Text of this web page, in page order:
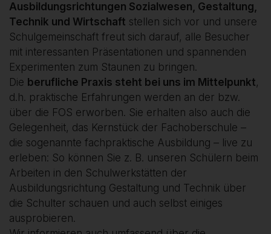
Ausbildungsrichtungen Sozialwesen, Gestaltung,
Technik und Wirtschaft stellen sich vor und unsere
Schulgemeinschaft freut sich darauf, alle Besucher
mit interessanten Präsentationen und spannenden
Experimenten zum Staunen zu bringen.
Die berufliche Praxis steht bei uns im Mittelpunkt,
d.h. praktische Erfahrungen werden an der bzw.
über die FOS erworben. Sie erhalten also auch die
Gelegenheit, das Kernstück der Fachoberschule –
die sogenannte fachpraktische Ausbildung – live zu
erleben: So können Sie z. B. unseren Schülern beim
Arbeiten in den Schulwerkstätten der
Ausbildungsrichtung Gestaltung und Technik über
die Schulter schauen und auch selbst einiges
ausprobieren.